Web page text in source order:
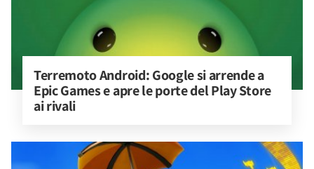
Terremoto Android: Google si arrende a
Epic Games e apre le porte del Play Store
ai rivali